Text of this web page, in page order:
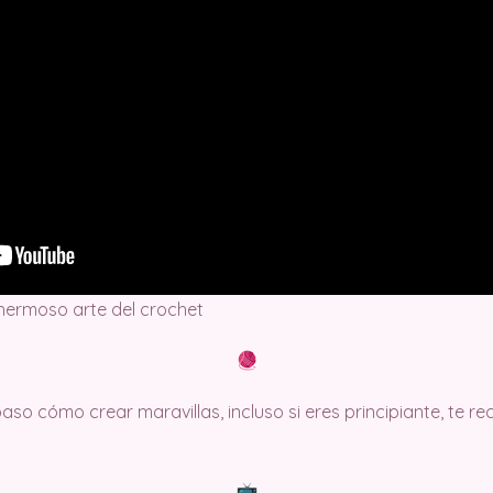
arte del crochet
cómo crear maravillas, incluso si eres principiante, te